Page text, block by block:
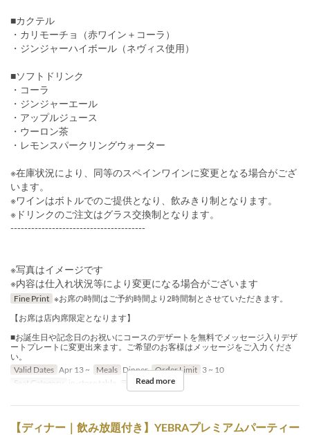
■カクテル
・カリモーチョ（赤ワイン＋コーラ）
・ジンジャーハイボール（ネヴィス使用）
■ソフトドリンク
・コーラ
・ジンジャーエール
・アップルジュース
・ウーロン茶
・レモンスパークリングウォーター
※在庫状況により、同等のスペインワインに変更となる場合がござ
います。
※ワインはボトルでのご提供となり、飲みきり制となります。
※ドリンクのご注文はグラス交換制となります。
---------------------------------------
※写真はイメージです
※内容は仕入れ状況等により変更になる場合がございます
Fine Print ※お席の時間はご予約時間より2時間制とさせていただきます。
【お席は店内席限定となります】
■お誕生日や記念日のお祝いにコースのデザートを無料でメッセージ入りデザ
ートプレートに変更出来ます。ご希望のお客様はメッセージをご入力くださ
い。
Valid Dates Apr 13 ~ Meals Dinner Order Limit 3 ~ 10
Seat Category
in-store table, テラス（テント）
Read more
【ディナー｜飲み放題付き】YEBRAプレミアムパーティー